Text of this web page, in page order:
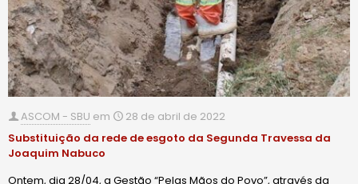
ASCOM - SBU em
28 de abril de 2022
Substituição da rede de esgoto da Segunda Travessa da
Joaquim Nabuco
Ontem, dia 28/04, a Gestão “Pelas Mãos do Povo”, através da